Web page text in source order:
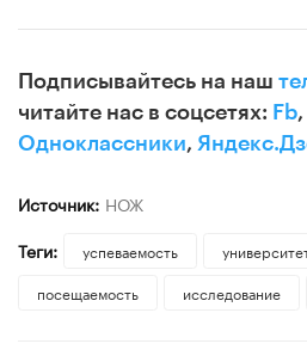
Подписывайтесь на наш
читайте нас в соцсетях: Fb,
Одноклассники,
Источник: НОЖ
Теги:
успеваемость
посещаемость
исследование